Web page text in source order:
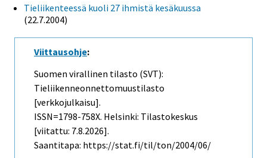
Tieliikenteessä kuoli 27 ihmistä kesäkuussa
(22.7.2004)
Viittausohje:
Suomen virallinen tilasto (SVT):
Tieliikenneonnettomuustilasto
[verkkojulkaisu].
ISSN=1798-758X. Helsinki: Tilastokeskus
[viitattu: 7.8.2026].
Saantitapa: https://stat.fi/til/ton/2004/06/